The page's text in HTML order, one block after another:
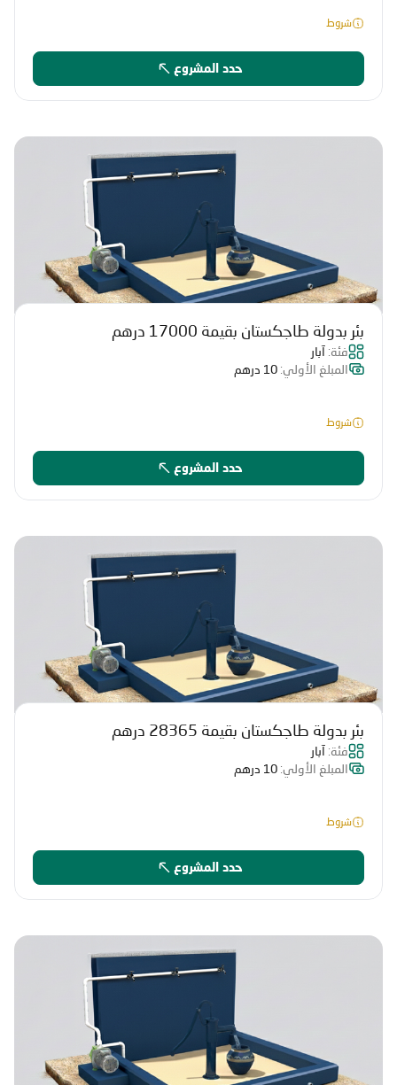
شروط
حدد المشروع
بئر بدولة طاجكستان بقيمة 17000 درهم
فئة: آبار
المبلغ الأولي: 10 درهم
شروط
حدد المشروع
بئر بدولة طاجكستان بقيمة 28365 درهم
فئة: آبار
المبلغ الأولي: 10 درهم
شروط
حدد المشروع